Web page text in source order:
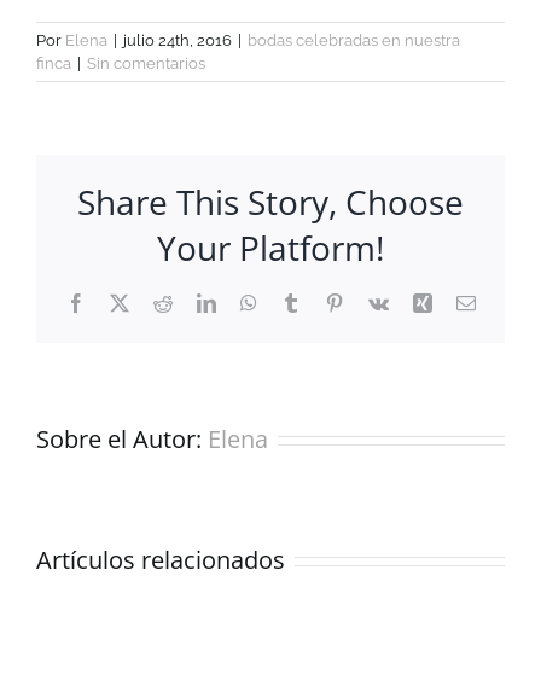
Por Elena julio 24th, 2016
bodas celebradas en nuestra
finca
Sin comentarios
Share This Story, Choose
Your Platform!
Facebook
X RedditLinkedInWhatsApp
TumblrPinterest
Vk Xing Correo
Sobre el Autor: Elena
Artículos relacionados
a